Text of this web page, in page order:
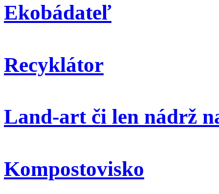
Ekobádateľ
Recyklátor
Land-art či len nádrž
Kompostovisko